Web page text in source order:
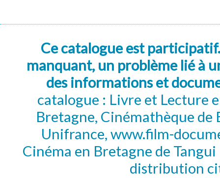
Ce catalogue est
manquant, un problème lié à
des informations et
catalogue : Livre et Lecture
Bretagne, Cinémathèque de
Unifrance, www.film-
Cinéma en Bretagne de
distribution